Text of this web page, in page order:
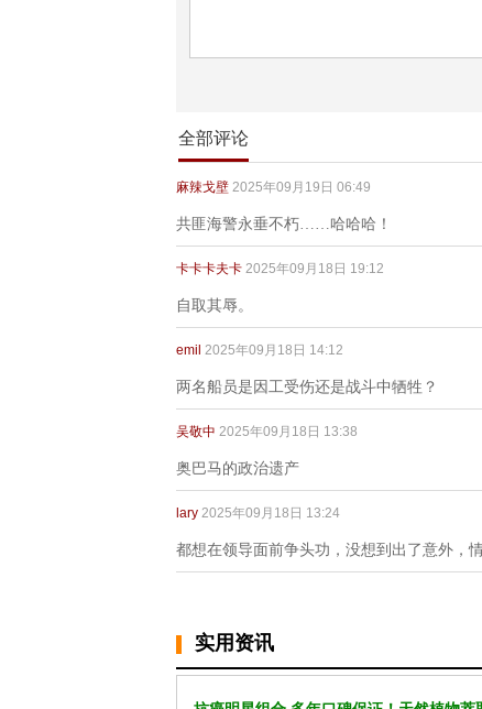
全部评论
麻辣戈壁 2025年09月19日 06:49
共匪海警永垂不朽……哈哈哈！
卡卡卡夫卡 2025年09月18日 19:12
自取其辱。
emil 2025年09月18日 14:12
两名船员是因工受伤还是战斗中牺牲？
吴敬中 2025年09月18日 13:38
奥巴马的政治遗产
lary 2025年09月18日 13:24
都想在领导面前争头功，没想到出了意外，情
实用资讯